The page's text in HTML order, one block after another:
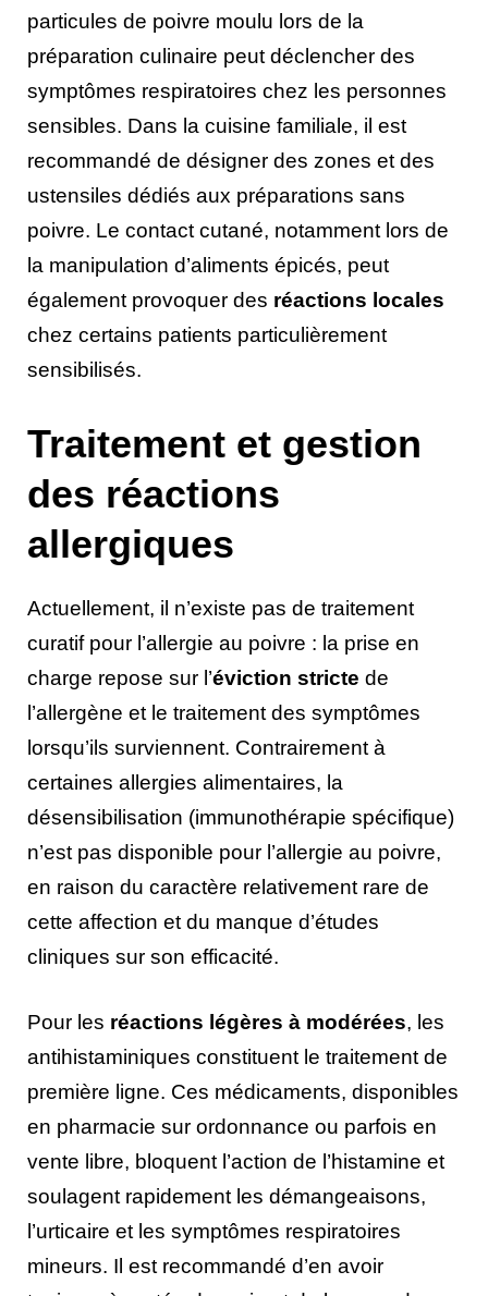
particules de poivre moulu lors de la
préparation culinaire peut déclencher des
symptômes respiratoires chez les personnes
sensibles. Dans la cuisine familiale, il est
recommandé de désigner des zones et des
ustensiles dédiés aux préparations sans
poivre. Le contact cutané, notamment lors de
la manipulation d’aliments épicés, peut
également provoquer des réactions locales
chez certains patients particulièrement
sensibilisés.
Traitement et gestion
des réactions
allergiques
Actuellement, il n’existe pas de traitement
curatif pour l’allergie au poivre : la prise en
charge repose sur l’éviction stricte de
l’allergène et le traitement des symptômes
lorsqu’ils surviennent. Contrairement à
certaines allergies alimentaires, la
désensibilisation (immunothérapie spécifique)
n’est pas disponible pour l’allergie au poivre,
en raison du caractère relativement rare de
cette affection et du manque d’études
cliniques sur son efficacité.
Pour les réactions légères à modérées, les
antihistaminiques constituent le traitement de
première ligne. Ces médicaments, disponibles
en pharmacie sur ordonnance ou parfois en
vente libre, bloquent l’action de l’histamine et
soulagent rapidement les démangeaisons,
l’urticaire et les symptômes respiratoires
mineurs. Il est recommandé d’en avoir